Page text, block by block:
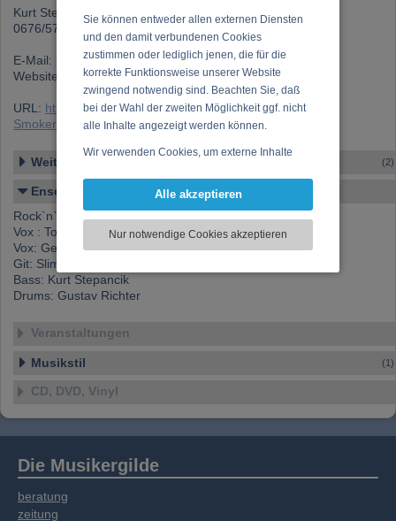
Sie können entweder allen externen Diensten
und den damit verbundenen Cookies
zustimmen oder lediglich jenen, die für die
korrekte Funktionsweise unserer Website
zwingend notwendig sind. Beachten Sie, daß
bei der Wahl der zweiten Möglichkeit ggf. nicht
alle Inhalte angezeigt werden können.
Wir verwenden Cookies, um externe Inhalte
Funktionen für soziale Medien anbieten zu
zu analysieren. Dabei werden ggf.
Informationen zu Ihrer Verwendung unserer
soziale Medien, Werbung und Analysen
weitergegeben. Unsere Partner führen diese
Daten zusammen, die Sie bereitgestellt haben
Dienste gesammelt haben.
Alle akzeptieren
Nur notwendige Cookies akzeptieren
Kurt Stepancik
0676/5768575
E-Mail:
info@smartsmokers.at
Website:
www.smartsmokers.at
URL: https://www.musikergilde.at/ensemble/The-Smart-
Smokers.htm
Weitere Ensembles (2)
Ensemble-Details
Rock`n`Roll Entertainment
Vox : Tommy Lee
Vox: Gery Kriebaum
Git: Slim Fuller
Bass: Kurt Stepancik
Drums: Gustav Richter
Veranstaltungen
Musikstil (1)
CD, DVD, Vinyl
Die Musikergilde
beratung
zeitung